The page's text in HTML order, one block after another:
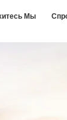
Мы